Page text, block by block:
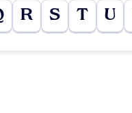
R S T U